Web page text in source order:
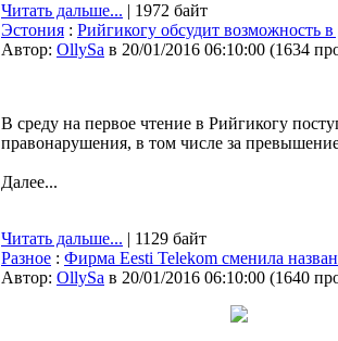
Читать дальше... | 1972 байт
Эстония : Рийгикогу обсудит возможность
Автор: OllySa в 20/01/2016 06:10:00 (1634
В среду на первое чтение в Рийгикогу
правонарушения, в том числе за
Далее...
Читать дальше... | 1129 байт
Разное : Фирма Eesti Telekom сменила
Автор: OllySa в 20/01/2016 06:10:00 (1640